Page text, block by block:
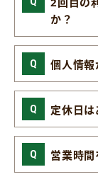
か？
個人情報
定休日は
営業時